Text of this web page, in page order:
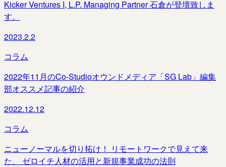
Kicker Ventures I, L.P. Managing Partner 石倉が登壇致しま
す。
2023.2.2
コラム
2022年11月のCo-Studioオウンドメディア「SG Lab」編集
部オススメ記事の紹介
2022.12.12
コラム
ニューノーマルを切り拓け！ リモートワークで見えて来
た、 ゼロイチ人材の活用と新規事業成功の法則